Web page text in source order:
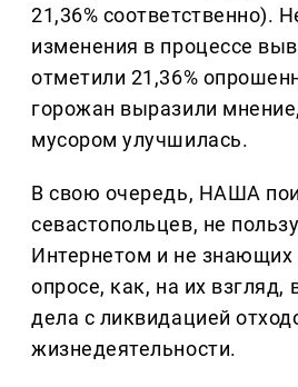
21,36% соответственно).
изменения в процессе
отметили 21,36%
горожан выразили
мусором улучшилась.
В свою очередь, НАША
севастопольцев, не
Интернетом и не
опросе, как, на их взгляд,
дела с ликвидацией
жизнедеятельности.